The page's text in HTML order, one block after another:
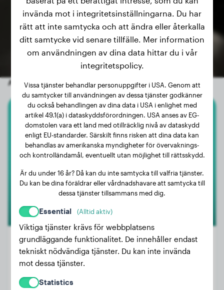
Andra slumpmässiga hundar
Cane Corso
Loki
Vikt:
Ålder:
invända mot i integritetsinställningarna. Du har
rätt att inte samtycka och att ändra eller återkalla
ditt samtycke vid senare tillfälle. Mer information
om användningen av dina data hittar du i vår
integritetspolicy.
Vissa tjänster behandlar personuppgifter i USA. Genom att
du samtycker till användningen av dessa tjänster godkänner
du också behandlingen av dina data i USA i enlighet med
artikel 49.1(a) i dataskyddsförordningen. USA anses av EG-
domstolen vara ett land med otillräcklig nivå av dataskydd
enligt EU-standarder. Särskilt finns risken att dina data kan
behandlas av amerikanska myndigheter för övervaknings-
och kontrolländamål, eventuellt utan möjlighet till rättsskydd.
Är du under 16 år? Då kan du inte samtycka till valfria tjänster.
Du kan be dina föräldrar eller vårdnadshavare att samtycka till
dessa tjänster tillsammans med dig.
Essential (Alltid aktiv)
Viktiga tjänster krävs för webbplatsens
grundläggande funktionalitet. De innehåller endast
tekniskt nödvändiga tjänster. Du kan inte invända
mot dessa tjänster.
Statistics